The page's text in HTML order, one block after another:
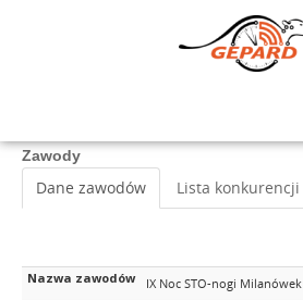
Zawody
Dane zawodów Lista konkurencji
Nazwa zawodów
IX Noc STO-nogi Milanówek